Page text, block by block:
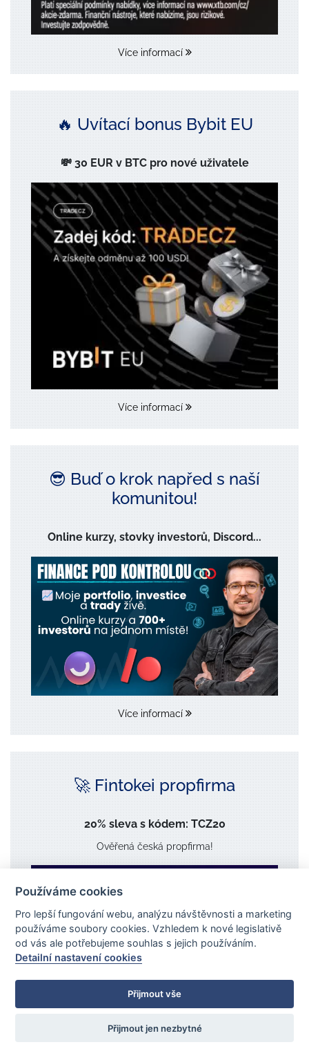
Více informací
🔥 Uvítací bonus Bybit EU
💸 30 EUR v BTC pro nové uživatele
Více informací
😎 Buď o krok napřed s naší
komunitou!
Online kurzy, stovky investorů, Discord...
Více informací
🚀 Fintokei propfirma
20% sleva s kódem: TCZ20
Ověřená česká propfirma!
Používáme cookies
Pro lepší fungování webu, analýzu návštěvnosti a marketing
používáme soubory cookies. Vzhledem k nové legislativě
od vás ale potřebujeme souhlas s jejich používáním.
Detailní nastavení cookies
Přijmout vše
Přijmout jen nezbytné